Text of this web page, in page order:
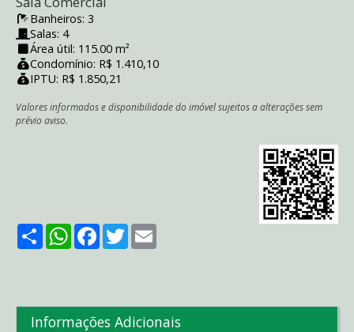
Banheiros: 3
Salas: 4
Área útil: 115.00 m²
Condomínio: R$ 1.410,10
IPTU: R$ 1.850,21
Valores informados e disponibilidade do imóvel sujeitos a alterações sem
prévio aviso.
ShareWhatsApp
Facebook
Twitter
Informações Adicionais